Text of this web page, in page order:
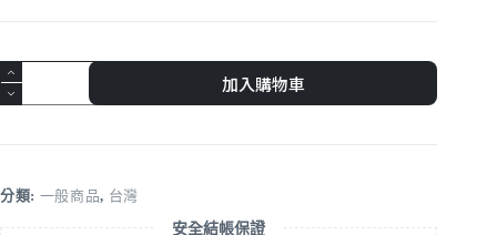
加入購物車
分類: 一般商品, 台灣
安全結帳保證